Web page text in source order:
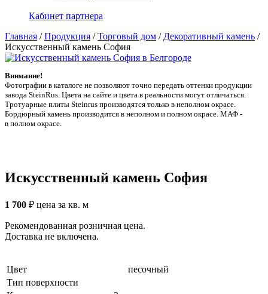
Кабинет партнера
Главная /Продукция /Торговый дом / Декоративный камень /
Искусственный камень София
Внимание!
Фотографии в каталоге не позволяют точно передать оттенки продукции
заводa SteinRus. Цвета на сайте и цвета в реальности могут отличаться.
Тротуарные плиты Steinrus производятся только в неполном окрасе.
Бордюрный камень производится в неполном и полном окрасе. МАФ -
в полном окрасе.
Искусственный камень София
1 700 ₽ цена за кв. м
Рекомендованная розничная цена.
Доставка не включена.
Цвет
песочный
Тип поверхности